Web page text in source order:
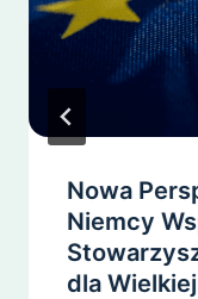
Nowa
Niemcy
dla